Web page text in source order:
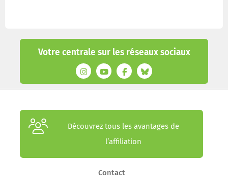
Votre centrale sur les réseaux sociaux
Découvrez tous les avantages de
l’affiliation
Contact